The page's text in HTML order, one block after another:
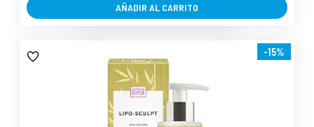
AÑADIR AL CARRITO
-15%